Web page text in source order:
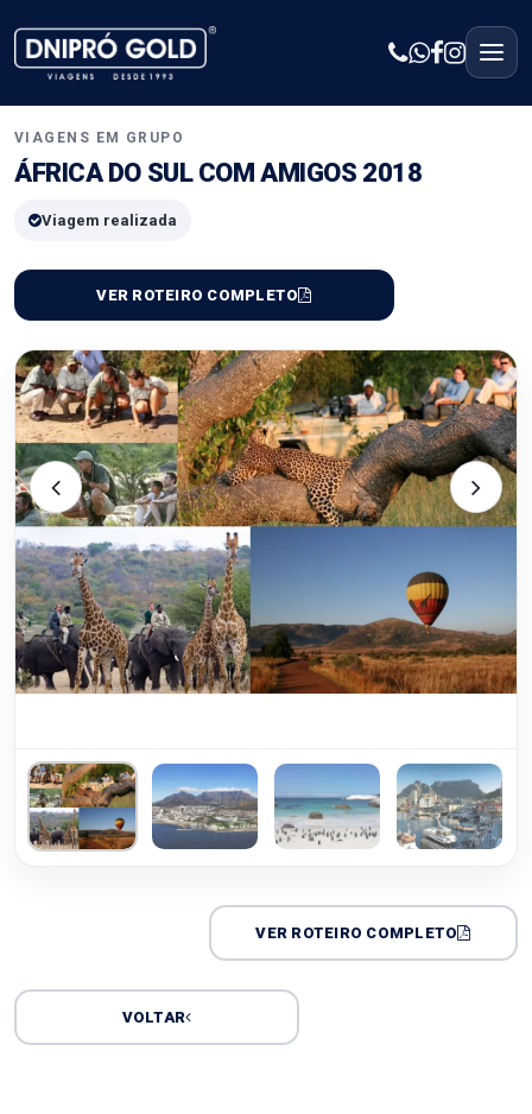
VIAGENS EM GRUPO
ÁFRICA DO SUL COM AMIGOS 2018
Viagem realizada
VER ROTEIRO COMPLETO
VER ROTEIRO COMPLETO
VOLTAR